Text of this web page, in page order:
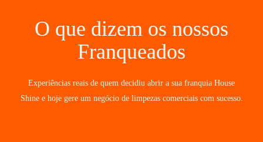
O que dizem os nossos
Franqueados
Experiências reais de quem decidiu abrir a sua franquia House
Shine e hoje gere um negócio de limpezas comerciais com sucesso.